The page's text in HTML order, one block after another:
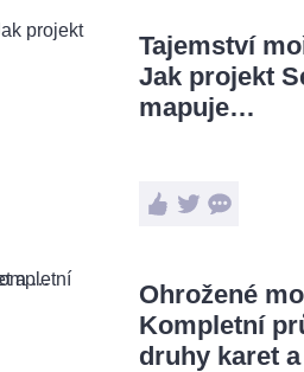
Tajemství
Jak projekt
mapuje…
Ohrožené
Kompletní
druhy karet